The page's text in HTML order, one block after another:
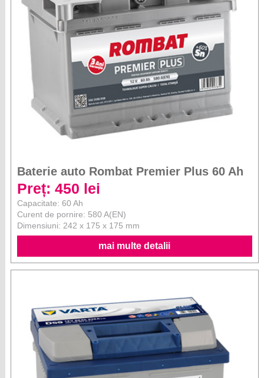
Baterie auto Rombat Premier Plus 60 Ah
Preț: 450 lei
Capacitate: 60 Ah
Curent de pornire: 580 A(EN)
Dimensiuni: 242 x 175 x 175 mm
mai multe detalii